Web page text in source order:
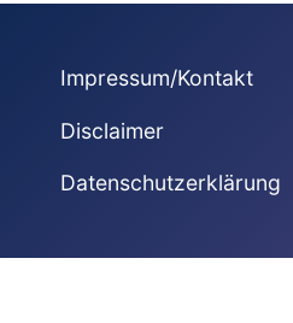
Impressum/Kontakt
Disclaimer
Datenschutzerklärung